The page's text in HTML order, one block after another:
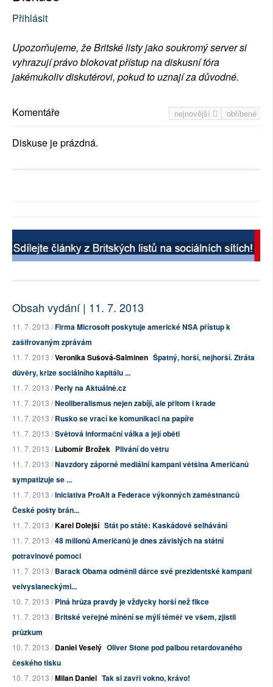
Přihlásit
Upozorňujeme, že Britské listy jako soukromý server si
vyhrazují právo blokovat přístup na diskusní fóra
jakémukoliv diskutérovi, pokud to uznají za důvodné.
nejnovější oblíbené
Komentáře
Diskuse je prázdná.
Obsah vydání | 11. 7. 2013
11. 7. 2013 /Firma Microsoft poskytuje americké NSA přístup k
zašifrovaným zprávám
11. 7. 2013 /Veronika Sušová-Salminen Špatný, horší, nejhorší. Ztráta
důvěry, krize sociálního kapitálu ...
11. 7. 2013 /Perly na Aktuálně.cz
11. 7. 2013 /Neoliberalismus nejen zabíjí, ale přitom i krade
11. 7. 2013 /Rusko se vrací ke komunikaci na papíře
11. 7. 2013 /Světová informační válka a její oběti
11. 7. 2013 /Lubomír Brožek Plivání do větru
11. 7. 2013 /Navzdory záporné mediální kampani většina Američanů
sympatizuje se ...
11. 7. 2013 /Iniciativa ProAlt a Federace výkonných zaměstnanců
České pošty brán...
11. 7. 2013 /Karel Dolejší Stát po státě: Kaskádové selhávání
11. 7. 2013 /48 milionů Američanů je dnes závislých na státní
potravinové pomoci
11. 7. 2013 /Barack Obama odměnil dárce své prezidentské kampani
velvyslaneckými...
10. 7. 2013 /Plná hrůza pravdy je vždycky horší než fikce
11. 7. 2013 /Britské veřejné mínění se mýlí téměř ve všem, zjistil
průzkum
10. 7. 2013 /Daniel Veselý Oliver Stone pod palbou retardovaného
českého tisku
10. 7. 2013 /Milan Daniel Tak si zavři vokno, krávo!